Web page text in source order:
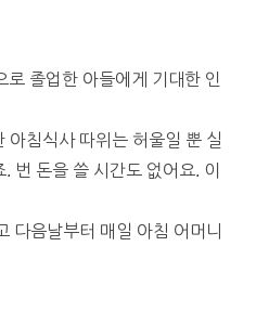
졸업한 아들에게 기대한 인
아침식사 따위는 허울일 뿐 실
번 돈을 쓸 시간도 없어요. 이
다음날부터 매일 아침 어머니